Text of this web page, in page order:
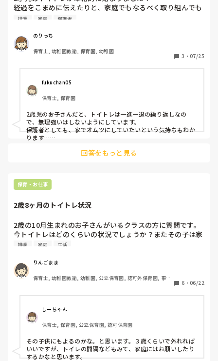
行った子、それぞれ小学校で違いはあるのか…聞いてみまし
た。
正直、先生から見て違いはわからないそうです。保育園から来
が、1年生の2学期には差がなくなるそうです。
最終的に、私は少し早く入れたことで、メリットの方が多かっ
たです。支援センターや公園で出会う子たちとは毎日出会えま
せんし…毎日同じ友達と過ごせることが子どもにとって良い環
経過をこまめに伝えたりと、家庭でもなるべく取り組んでも
らえるよう声掛けをしたりしていますが、失敗した時の事を
いぶトイレの間隔が長くなってきていて、今がチャンス！と
思うのですが、家でオムツで過ごす事が多いため、園でもト
レパンを履くのを嫌がるようになってしまいました。
家庭との連携がとても重要とは思うのですが、家庭の事情も
あるので、あまりしつこくはお願いできないし、難しいで
みなさんは、保護者との連携を図る際に気をつけていること
などありますか？
排泄 家庭 保護者
のりっち
保育士, 幼稚園教諭, 保育園, 幼稚園
3 ・ 07/25
fukuchan05
保育士, 保育園
2歳児のお子さんだと、トイトレは一進一退の繰り返しなの
で、無理強いはしないようにしています。
保護者としても、家でオムツにしていたいという気持ちもわか
ります…
家では進んでいて、園ではトイレで全くでないのに進めてほし
す。
回答をもっと見る
保育・お仕事
2歳8ヶ月のトイトレ状況
2歳の10月生まれのお子さんがいるクラスの方に質問です。
今トイトレはどのくらいの状況でしょうか？またその子は家
庭でもパンツにしてもらう協力はお願いしていますか？？
排泄 家庭 生活
りんごまま
保育士, 幼稚園教諭, 幼稚園, 公立保育園, 認可外保育園, 事業
6 ・ 06/22
しーちゃん
保育士, 保育園, 公立保育園, 認可保育園
その子供にもよるのかな。と思います。３歳くらいで外れれば
いいですが、トイレの間隔などもみて、家庭にはお願いしたり
するかなと思います。